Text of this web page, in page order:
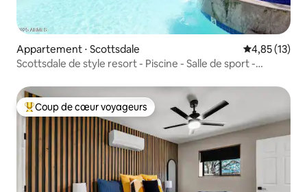
Appartement ⋅ Scottsdale Évaluation
4,85 (13)
Scottsdale de style resort - Piscine - Salle de sport -
Coups de cœur voyageurs les plus appréciés
Coup de cœur voyageurs